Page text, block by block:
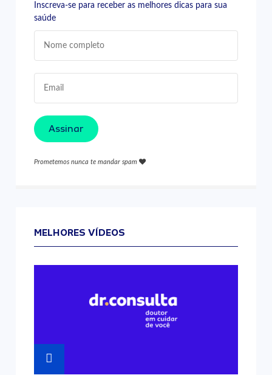
Inscreva-se para receber as melhores dicas para sua
saúde
Assinar
Prometemos nunca te mandar spam
MELHORES VÍDEOS